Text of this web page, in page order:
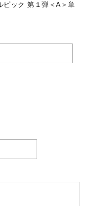
ピック 第１弾＜A＞単